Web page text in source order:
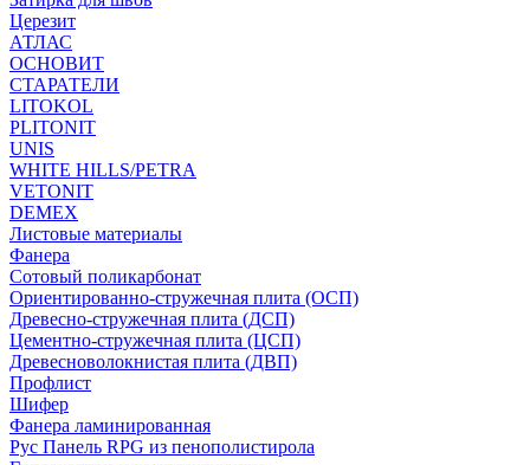
Церезит
АТЛАС
ОСНОВИТ
СТАРАТЕЛИ
LITOKOL
PLITONIT
UNIS
WHITE HILLS/PETRA
VETONIT
DEMEX
Листовые материалы
Фанера
Сотовый поликарбонат
Ориентированно-стружечная плита (ОСП)
Древесно-стружечная плита (ДСП)
Цементно-стружечная плита (ЦСП)
Древесноволокнистая плита (ДВП)
Профлист
Шифер
Фанера ламинированная
Рус Панель RPG из пенополистирола